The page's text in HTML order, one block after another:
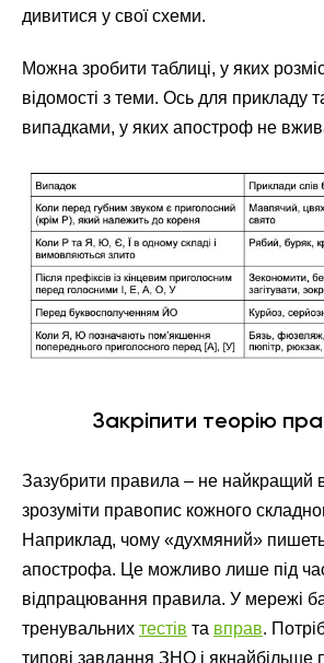
дивитися у свої схеми.
Можна зробити таблиці, у яких
відомості з теми. Ось для прикладу
випадками, у яких апостроф не
Закріпити теорію
Зазубрити правила – не найкращий
зрозуміти правопис кожного
Наприклад, чому «духмяний»
апострофа. Це можливо лише під
відпрацювання правила. У мережі
тренувальних тестів та вправ.
типові завдання ЗНО і якнайбільше